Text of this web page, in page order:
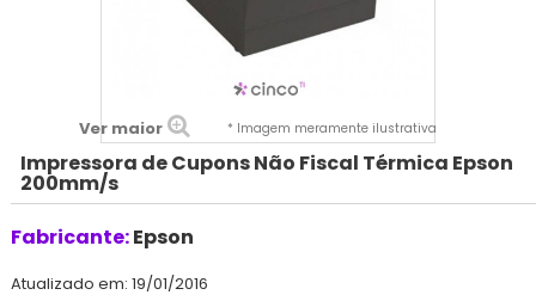
Ver maior * Imagem meramente ilustrativa
Impressora de Cupons Não Fiscal Térmica Epson
200mm/s
Fabricante:Epson
Atualizado em: 19/01/2016